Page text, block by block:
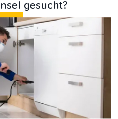
gesucht?